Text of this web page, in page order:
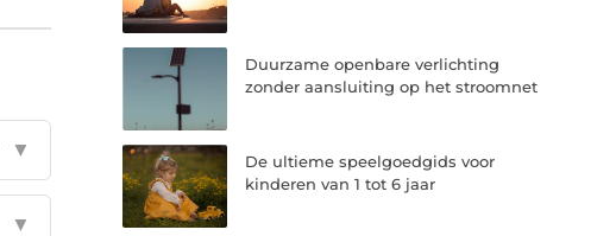
▼
▼
Duurzame openbare verlichting
zonder aansluiting op het stroomnet
De ultieme speelgoedgids voor
kinderen van 1 tot 6 jaar